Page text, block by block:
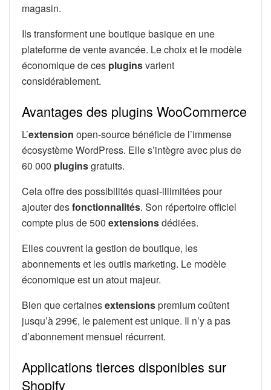
magasin.
Ils transforment une boutique basique en une
plateforme de vente avancée. Le choix et le modèle
économique de ces pluginsvarient
considérablement.
Avantages des plugins WooCommerce
L’extension open-source bénéficie de l’immense
écosystème WordPress. Elle s’intègre avec plus de
60 000 pluginsgratuits.
Cela offre des possibilités quasi-illimitées pour
ajouter desfonctionnalités. Son répertoire officiel
compte plus de 500 extensionsdédiées.
Elles couvrent la gestion de boutique, les
abonnements et les outils marketing. Le modèle
économique est un atout majeur.
Bien que certainesextensionspremium coûtent
jusqu’à 299€, le paiement est unique. Il n’y a pas
d’abonnement mensuel récurrent.
Applications tierces disponibles sur
Shopify